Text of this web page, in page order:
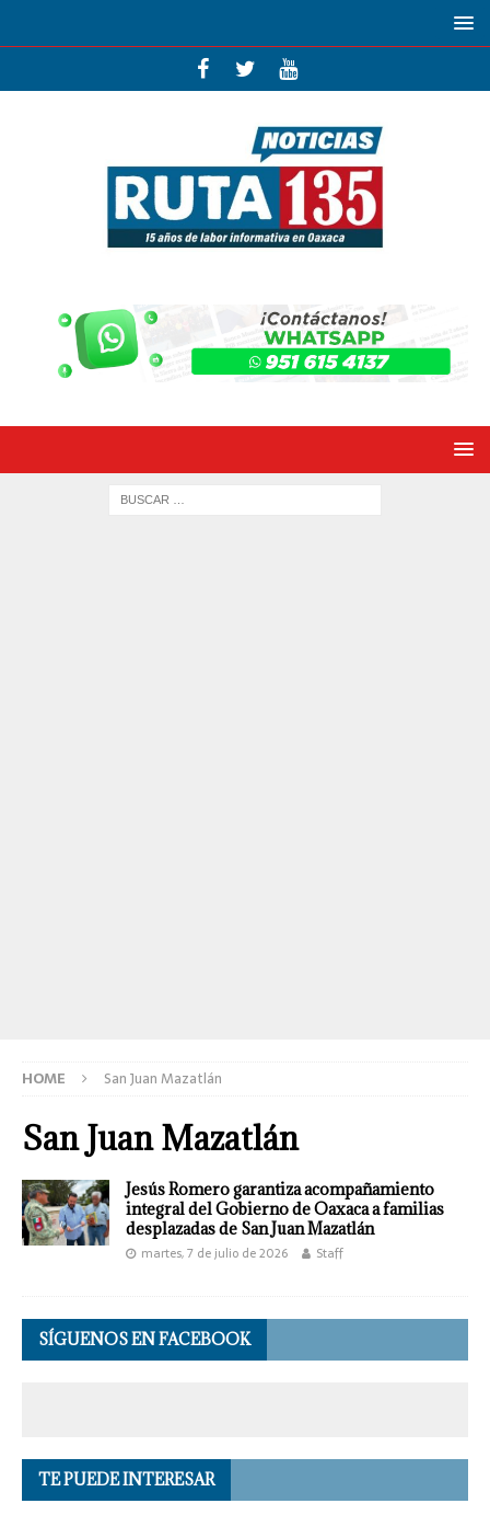
HOME San Juan Mazatlán
San Juan Mazatlán
Jesús Romero garantiza acompañamiento
integral del Gobierno de Oaxaca a familias
desplazadas de San Juan Mazatlán
martes, 7 de julio de 2026 Staff
SÍGUENOS EN FACEBOOK
TE PUEDE INTERESAR